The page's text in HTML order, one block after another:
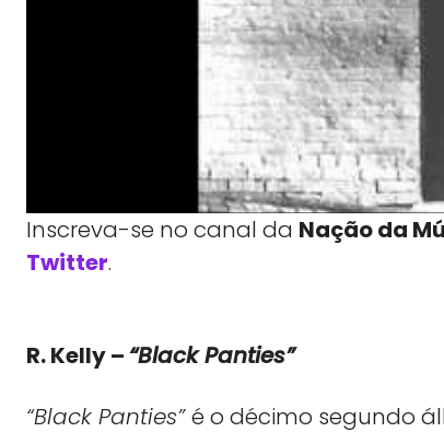
Inscreva-se no canal da Nação da
Twitter.
R. Kelly –“Black Panties”
“Black Panties”é o décimo segundo